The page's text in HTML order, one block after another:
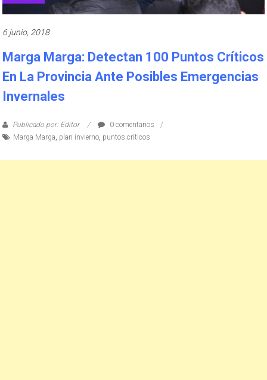
6 junio, 2018
Marga Marga: Detectan 100 Puntos Críticos
En La Provincia Ante Posibles Emergencias
Invernales
Publicado por: Editor
0 comentarios
Marga Marga plan invierno puntos criticos